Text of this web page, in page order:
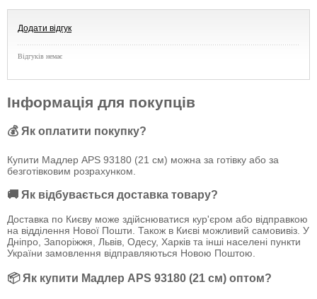
Додати відгук
Відгуків немає
Інформація для покупців
💰 Як оплатити покупку?
Купити Мадлер APS 93180 (21 см) можна за готівку або за
безготівковим розрахунком.
🚚 Як відбувається доставка товару?
Доставка по Києву може здійснюватися кур'єром або відправкою
на відділення Нової Пошти. Також в Києві можливий самовивіз. У
Дніпро, Запоріжжя, Львів, Одесу, Харків та інші населені пункти
України замовлення відправляються Новою Поштою.
📦 Як купити Мадлер APS 93180 (21 см) оптом?